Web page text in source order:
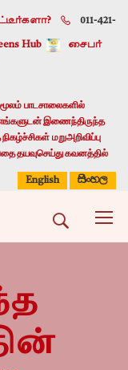
011-421-
Hub சைபர்
பாடசாலைகளில்
எங்களுடன் இணைந்திருந்த
மறுஅறிவிப்பு
தயவுசெய்து கவனத்தில்
English
සිංහල